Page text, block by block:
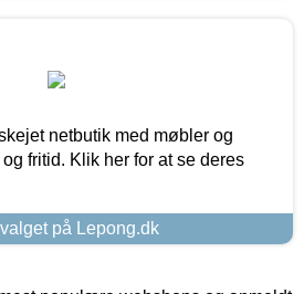
netbutik med møbler og
fritid. Klik her for at se deres
på Lepong.dk